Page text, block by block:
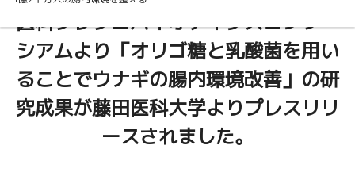
医科プレプロバイオティクスコンソー
シアムより「オリゴ糖と乳酸菌を用い
ることでウナギの腸内環境改善」の研
究成果が藤田医科大学よりプレスリリ
ースされました。